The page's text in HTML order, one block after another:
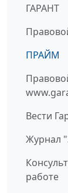
ГАРАНТ
ПРАЙМ
Вести
Журнал
работе